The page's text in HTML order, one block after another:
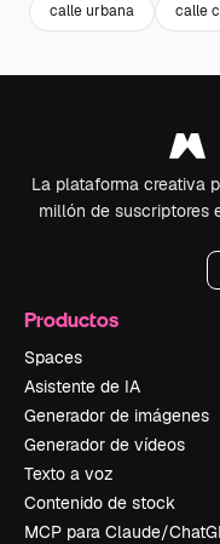
calle urbana calle
La plataforma creativa
millón de suscriptores
Productos
Spaces
Asistente de IA
Generador de imágenes
Generador de vídeos
Texto a voz
Contenido de stock
MCP para Claude/